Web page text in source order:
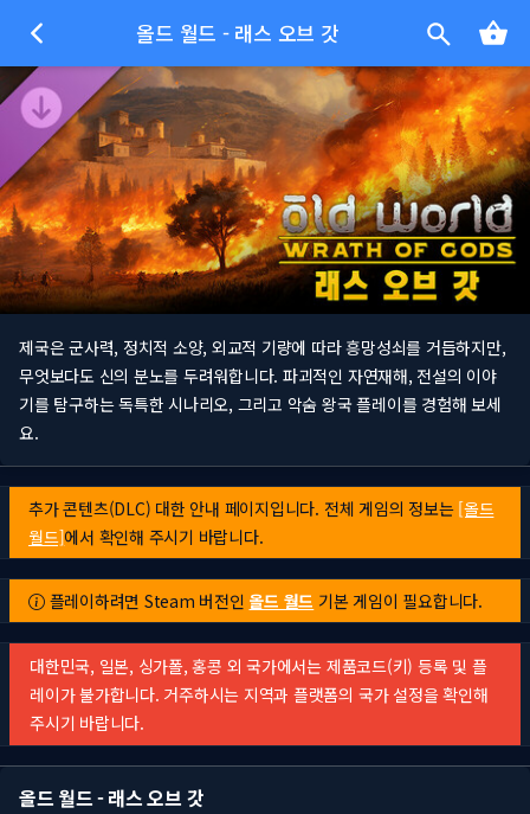
올드 월드 - 래스 오브 갓
제국은 군사력, 정치적 소양, 외교적 기량에 따라 흥망성쇠를 거듭하지만,
무엇보다도 신의 분노를 두려워합니다. 파괴적인 자연재해, 전설의 이야
기를 탐구하는 독특한 시나리오, 그리고 악숨 왕국 플레이를 경험해 보세
요.
추가 콘텐츠(DLC) 대한 안내 페이지입니다. 전체 게임의 정보는 [올드
월드]에서 확인해 주시기 바랍니다.
플레이하려면 Steam 버전인 올드 월드 기본 게임이 필요합니다.
대한민국, 일본, 싱가폴, 홍콩 외 국가에서는 제품코드(키) 등록 및 플
레이가 불가합니다. 거주하시는 지역과 플랫폼의 국가 설정을 확인해
주시기 바랍니다.
올드 월드 - 래스 오브 갓